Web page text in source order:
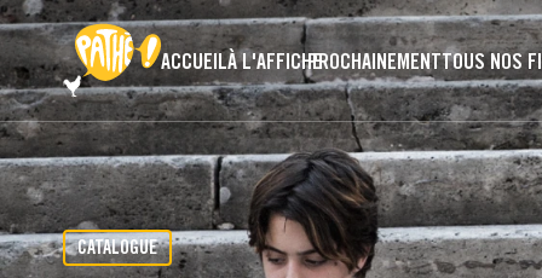
PASSER AU CONTENU PRINCIPAL
ACCUEILÀ L'AFFICHEPROCHAINEMENTTOUS NOS
CATALOGUE